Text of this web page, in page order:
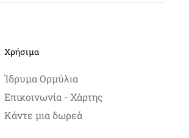
Χρήσιμα
Ίδρυμα Ορμύλια
Επικοινωνία - Χάρτης
Κάντε μια δωρεά